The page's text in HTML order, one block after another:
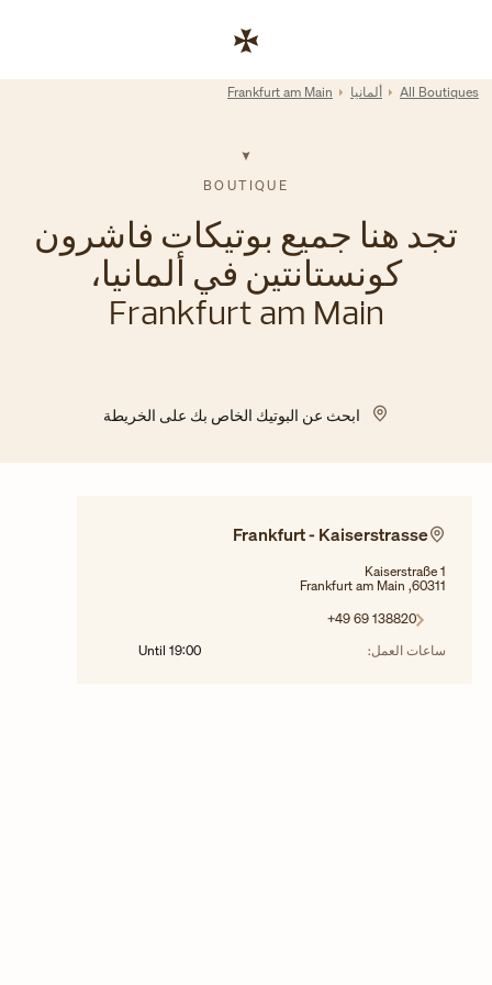
Return to Nav
All Boutiques ألمانيا Frankfurt am Main
BOUTIQUE
تجد هنا جميع بوتيكات فاشرون
كونستانتين في ألمانيا،
Frankfurt am Main
ابحث عن البوتيك الخاص بك على الخريطة
Frankfurt - Kaiserstrasse
Kaiserstraße 1
60311, Frankfurt am Main
+49 69 138820
ساعات العمل:
Until 19:00